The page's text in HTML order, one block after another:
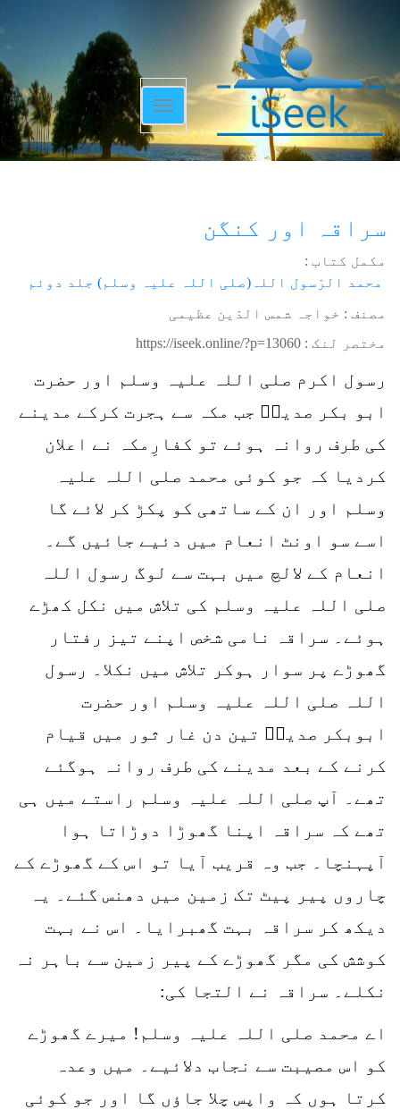
Toggle
navigation
سراقہ اور کنگن
مکمل کتاب :
محمد الرّسول اللہ(صلی اللہ علیہ وسلم) جلد دوئم
مصنف : خواجہ شمس الدّین عظیمی
مختصر لنک : https://iseek.online/?p=13060
رسول اکرم صلی اللہ علیہ وسلم اور حضرت
ابو بکر صدیقؓ جب مکہ سے ہجرت کرکے مدینے
کی طرف روانہ ہوئے تو کفارِمکہ نے اعلان
کردیا کہ جو کوئی محمد صلی اللہ علیہ
وسلم اور ان کے ساتھی کو پکڑ کر لائے گا
اسے سو اونٹ انعام میں دئیے جائیں گے۔
انعام کے لالچ میں بہت سے لوگ رسول اللہ
صلی اللہ علیہ وسلم کی تلاش میں نکل کھڑے
ہوئے۔ سراقہ نامی شخص اپنے تیز رفتار
گھوڑے پر سوار ہوکر تلاش میں نکلا۔ رسول
اللہ صلی اللہ علیہ وسلم اور حضرت
ابوبکر صدیقؓ تین دن غار ثور میں قیام
کرنے کے بعد مدینے کی طرف روانہ ہوگئے
تھے۔ آپ صلی اللہ علیہ وسلم راستے میں ہی
تھے کہ سراقہ اپنا گھوڑا دوڑاتا ہوا
آپہنچا۔ جب وہ قریب آیا تو اس کے گھوڑے کے
چاروں پیر پیٹ تک زمین میں دھنس گئے۔ یہ
دیکھ کر سراقہ بہت گھبرایا۔ اس نے بہت
کوشش کی مگر گھوڑے کے پیر زمین سے باہر نہ
نکلے۔ سراقہ نے التجا کی:
اے محمد صلی اللہ علیہ وسلم! میرے گھوڑے
کو اس مصیبت سے نجاب دلائیے۔ میں وعدہ
کرتا ہوں کہ واپس چلا جاؤں گا اور جو کوئی